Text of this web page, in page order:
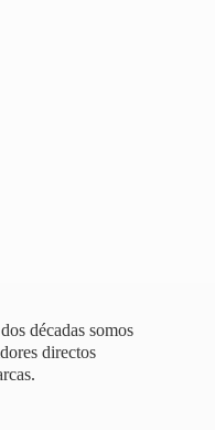
décadas somos
directos